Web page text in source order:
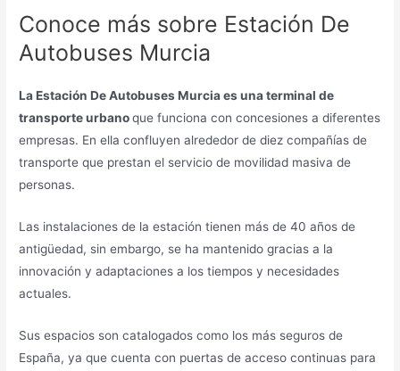
Conoce más sobre Estación De
Autobuses Murcia
La Estación De Autobuses Murcia es una terminal de
transporte urbanoque funciona con concesiones a diferentes
empresas. En ella confluyen alrededor de diez compañías de
transporte que prestan el servicio de movilidad masiva de
personas.
Las instalaciones de la estación tienen más de 40 años de
antigüedad, sin embargo, se ha mantenido gracias a la
innovación y adaptaciones a los tiempos y necesidades
actuales.
Sus espacios son catalogados como los más seguros de
España, ya que cuenta con puertas de acceso continuas para